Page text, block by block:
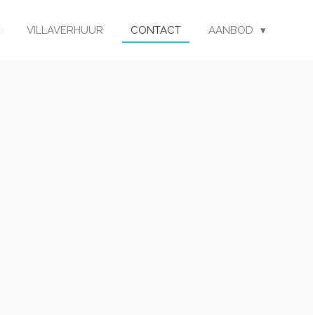
VILLAVERHUUR CONTACT AANBOD